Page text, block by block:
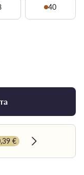
40
€
Dowiedz się